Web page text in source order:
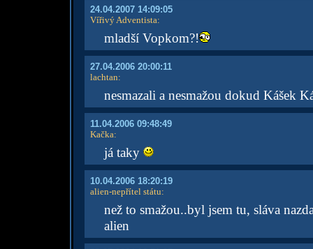
24.04.2007 14:09:05
Vířivý Adventista:
mladší Vopkom?!
27.04.2006 20:00:11
lachtan:
nesmazali a nesmažou dokud Kášek
11.04.2006 09:48:49
Kačka:
já taky
10.04.2006 18:20:19
alien-nepřítel státu:
než to smažou..byl jsem tu, sláva
alien